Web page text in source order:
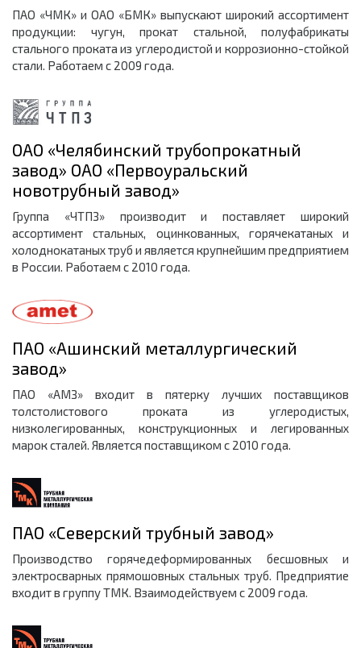
ПАО «ЧМК» и ОАО «БМК» выпускают широкий ассортимент
продукции: чугун, прокат стальной, полуфабрикаты
стального проката из углеродистой и коррозионно-стойкой
стали. Работаем с 2009 года.
ОАО «Челябинский трубопрокатный
завод» ОАО «Первоуральский
новотрубный завод»
Группа «ЧТПЗ» производит и поставляет широкий
ассортимент стальных, оцинкованных, горячекатаных и
холоднокатаных труб и является крупнейшим предприятием
в России. Работаем с 2010 года.
ПАО «Ашинский металлургический
завод»
ПАО «АМЗ» входит в пятерку лучших поставщиков
толстолистового проката из углеродистых,
низколегированных, конструкционных и легированных
марок сталей. Является поставщиком с 2010 года.
ПАО «Северский трубный завод»
Производство горячедеформированных бесшовных и
электросварных прямошовных стальных труб. Предприятие
входит в группу ТМК. Взаимодействуем с 2009 года.